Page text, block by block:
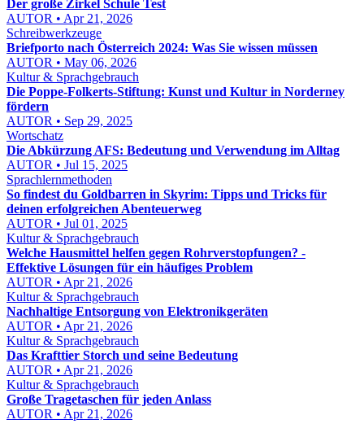
Der große Zirkel Schule Test
AUTOR • Apr 21, 2026
Schreibwerkzeuge
Briefporto nach Österreich 2024: Was Sie wissen müssen
AUTOR • May 06, 2026
Kultur & Sprachgebrauch
Die Poppe-Folkerts-Stiftung: Kunst und Kultur in Norderney
fördern
AUTOR • Sep 29, 2025
Wortschatz
Die Abkürzung AFS: Bedeutung und Verwendung im Alltag
AUTOR • Jul 15, 2025
Sprachlernmethoden
So findest du Goldbarren in Skyrim: Tipps und Tricks für
deinen erfolgreichen Abenteuerweg
AUTOR • Jul 01, 2025
Kultur & Sprachgebrauch
Welche Hausmittel helfen gegen Rohrverstopfungen? -
Effektive Lösungen für ein häufiges Problem
AUTOR • Apr 21, 2026
Kultur & Sprachgebrauch
Nachhaltige Entsorgung von Elektronikgeräten
AUTOR • Apr 21, 2026
Kultur & Sprachgebrauch
Das Krafttier Storch und seine Bedeutung
AUTOR • Apr 21, 2026
Kultur & Sprachgebrauch
Große Tragetaschen für jeden Anlass
AUTOR • Apr 21, 2026